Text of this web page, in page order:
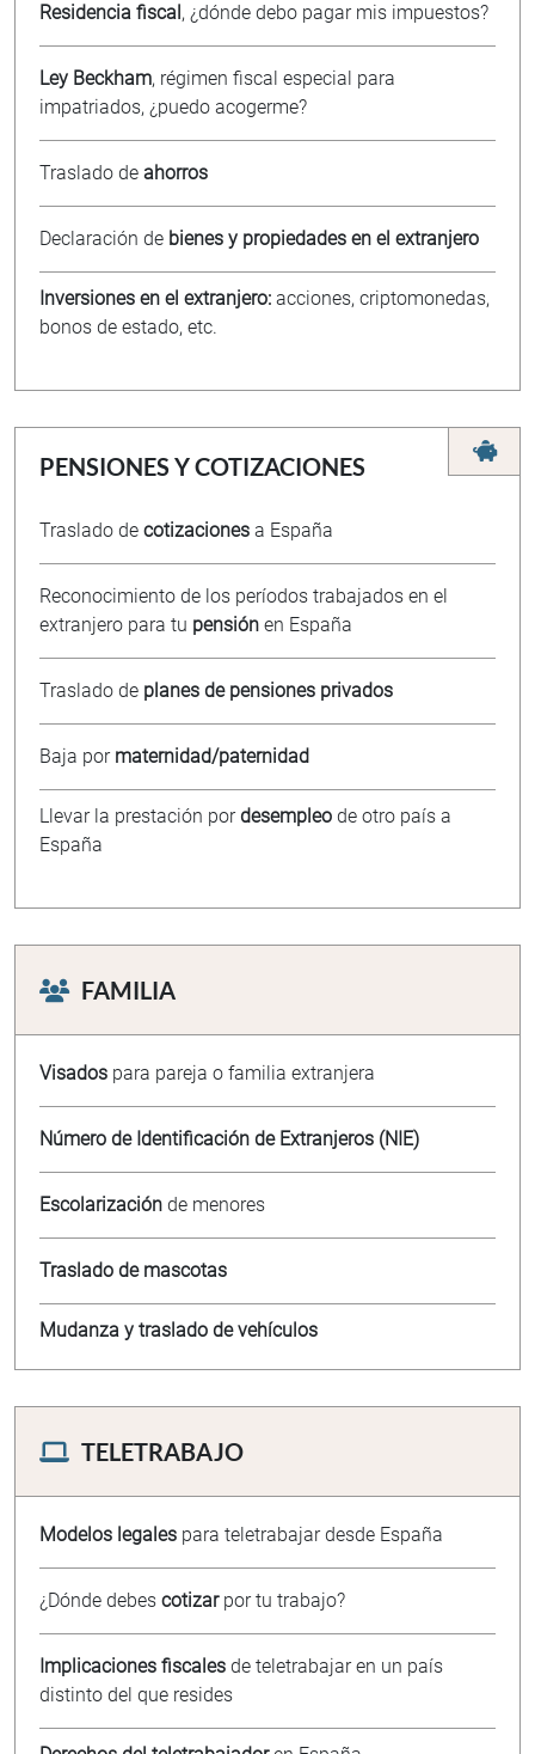
Residencia fiscal , ¿dónde debo pagar mis impuestos?
Ley Beckham, régimen fiscal especial para
impatriados, ¿puedo acogerme?
Traslado de ahorros
Declaración de bienes y propiedades en el extranjero
Inversiones en el extranjero: acciones, criptomonedas,
bonos de estado, etc.
PENSIONES Y COTIZACIONES
Traslado de cotizaciones a España
Reconocimiento de los períodos trabajados en el
extranjero para tu pensión en España
Traslado de planes de pensiones privados
Baja por maternidad/paternidad
Llevar la prestación pordesempleo de otro país a
España
FAMILIA
Visados para pareja o familia extranjera
Número de Identificación de Extranjeros (NIE)
Escolarización de menores
Traslado de mascotas
Mudanza y traslado de vehículos
TELETRABAJO
Modelos legales para teletrabajar desde España
¿Dónde debes cotizarpor tu trabajo?
Implicaciones fiscales de teletrabajar en un país
distinto del que resides